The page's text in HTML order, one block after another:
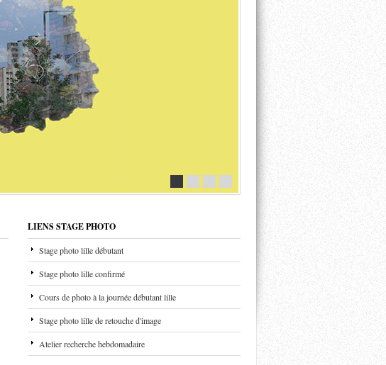
LIENS STAGE PHOTO
Stage photo lille débutant
Stage photo lille confirmé
Cours de photo à la journée débutant lille
Stage photo lille de retouche d'image
Atelier recherche hebdomadaire